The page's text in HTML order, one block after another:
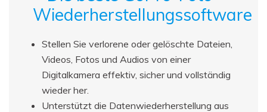
Wiederherstellungssoftware
Stellen Sie verlorene oder gelöschte Dateien,
Videos, Fotos und Audios von einer
Digitalkamera effektiv, sicher und vollständig
wieder her.
Unterstützt die Datenwiederherstellung aus